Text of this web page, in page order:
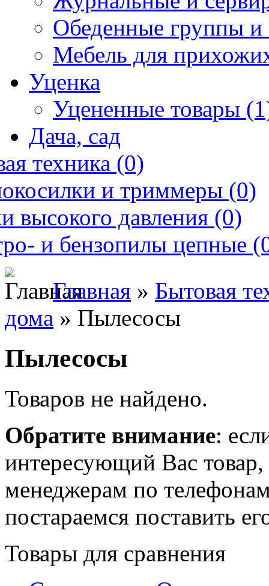
Обеденные группы и
Мебель для
Уценка
Уцененные товары
Дача, сад
техника (0)
и триммеры (0)
высокого давления (0)
и бензопилы цепные
Главная » Бытовая
дома » Пылесосы
Пылесосы
Товаров не найдено.
Обратите внимание:
интересующий Вас
менеджерам по
постараемся поставить
Товары для сравнения